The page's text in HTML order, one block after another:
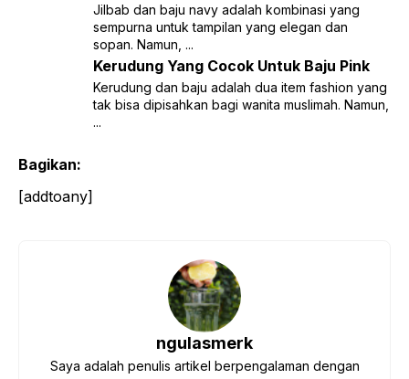
Jilbab dan baju navy adalah kombinasi yang
sempurna untuk tampilan yang elegan dan
sopan. Namun, ...
Kerudung Yang Cocok Untuk Baju Pink
Kerudung dan baju adalah dua item fashion yang
tak bisa dipisahkan bagi wanita muslimah. Namun,
...
Bagikan:
[addtoany]
ngulasmerk
Saya adalah penulis artikel berpengalaman dengan